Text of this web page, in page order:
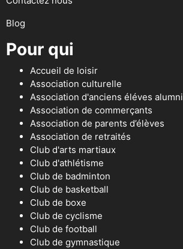
Blog
Pour qui
Accueil de loisir
Association culturelle
Association d'anciens éléves alumni
Association de commerçants
Association de parents d’élèves
Association de retraités
Club d'arts martiaux
Club d'athlétisme
Club de badminton
Club de basketball
Club de boxe
Club de cyclisme
Club de football
Club de gymnastique